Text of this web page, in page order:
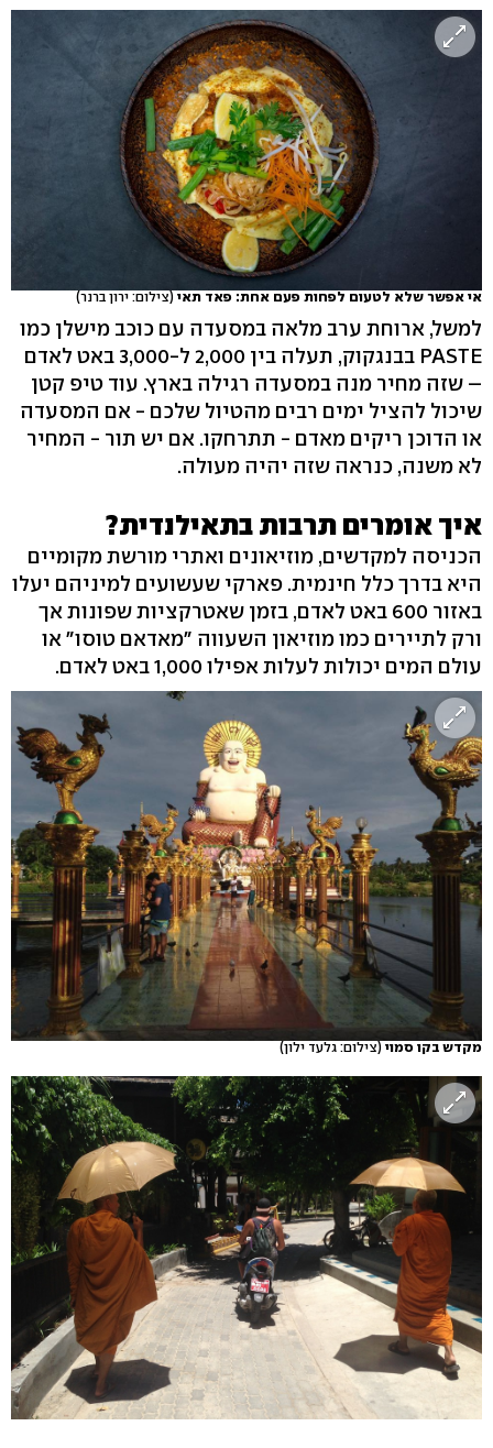
אי אפשר שלא לטעום לפחות פעם אחת: פאד תאי(צילום: ירון ברנר)
למשל, ארוחת ערב מלאה במסעדה עם כוכב מישלן כמו
PASTE בבנגקוק, תעלה בין 2,000 ל-3,000 באט לאדם
– שזה מחיר מנה במסעדה רגילה בארץ. עוד טיפ קטן
שיכול להציל ימים רבים מהטיול שלכם - אם המסעדה
או הדוכן ריקים מאדם - תתרחקו. אם יש תור - המחיר
לא משנה, כנראה שזה יהיה מעולה.
איך אומרים תרבות בתאילנדית?
הכניסה למקדשים, מוזיאונים ואתרי מורשת מקומיים
היא בדרך כלל חינמית. פארקי שעשועים למיניהם יעלו
באזור 600 באט לאדם, בזמן שאטרקציות שפונות אך
ורק לתיירים כמו מוזיאון השעווה "מאדאם טוסו" או
עולם המים יכולות לעלות אפילו 1,000 באט לאדם.
מקדש בקו סמוי (צילום: גלעד ילון)